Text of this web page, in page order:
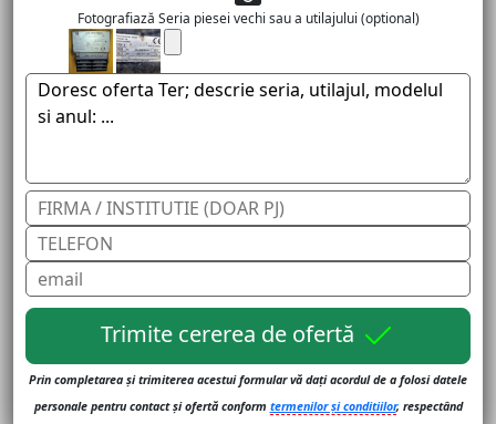
Fotografiază Seria piesei vechi sau a utilajului (optional)
Trimite cererea de ofertă
Prin completarea și trimiterea acestui formular vă dați acordul de a folosi datele
personale pentru contact și ofertă conform termenilor și conditiilor, respectând